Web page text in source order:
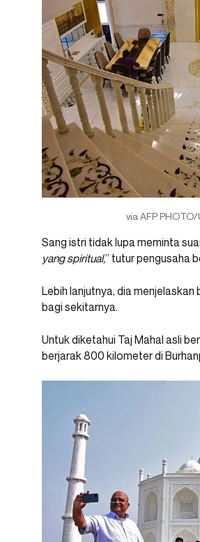
via AFP PHOTO/
Sang istri tidak lupa meminta
yang spiritual,” tutur pengusaha
Lebih lanjutnya, dia
bagi sekitarnya.
Untuk diketahui Taj Mahal asli
berjarak 800 kilometer di